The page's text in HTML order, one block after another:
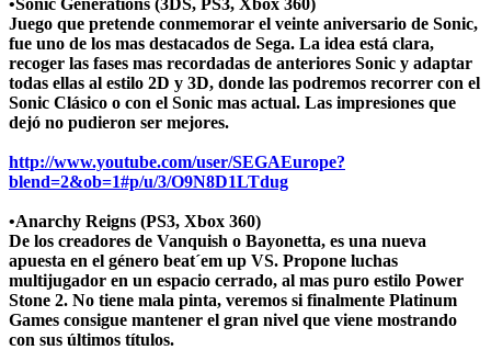
Juego que pretende conmemorar el veinte aniversario de Sonic,
fue uno de los mas destacados de Sega. La idea está clara,
recoger las fases mas recordadas de anteriores Sonic y adaptar
todas ellas al estilo 2D y 3D, donde las podremos recorrer con el
Sonic Clásico o con el Sonic mas actual. Las impresiones que
dejó no pudieron ser mejores.
http://www.youtube.com/user/SEGAEurope?
blend=2&ob=1#p/u/3/O9N8D1LTdug
•Anarchy Reigns (PS3, Xbox 360)
De los creadores de Vanquish o Bayonetta, es una nueva
apuesta en el género beat´em up VS. Propone luchas
multijugador en un espacio cerrado, al mas puro estilo Power
Stone 2. No tiene mala pinta, veremos si finalmente Platinum
Games consigue mantener el gran nivel que viene mostrando
con sus últimos títulos.